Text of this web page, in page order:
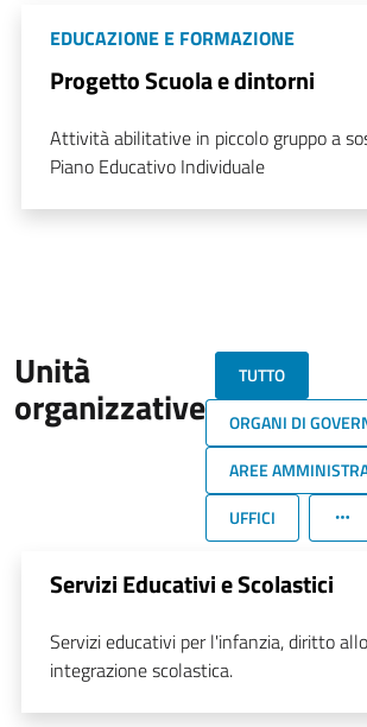
EDUCAZIONE E FORMAZIONE
Progetto Scuola e dintorni
Attività abilitative in piccolo gruppo a
Piano Educativo Individuale
Unità
organizzative
TUTTO
ORGANI DI
AREE
UFFICI
Servizi Educativi e Scolastici
Servizi educativi per l'infanzia, diritto
integrazione scolastica.